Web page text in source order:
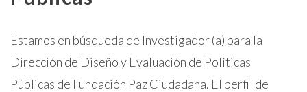
Estamos en búsqueda de Investigador (a) para la
Dirección de Diseño y Evaluación de Políticas
Públicas de Fundación Paz Ciudadana. El perfil de